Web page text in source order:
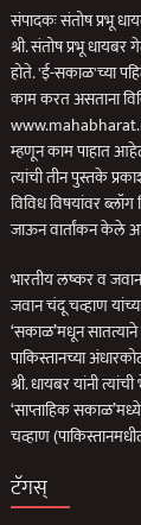
संपादकः संतोष प्रभू
श्री. संतोष प्रभू
होते. 'ई-सकाळ'च्या
काम करत असताना
म्हणून काम पाहात
त्यांची तीन पुस्तके
विविध विषयांवर
जाऊन वार्तांकन केले
भारतीय लष्कर व जवान
जवान चंदू चव्हाण
‘सकाळ’मधून सातत्याने
पाकिस्तानच्या
श्री. धायबर यांनी
‘साप्ताहिक
चव्हाण
टॅगस्